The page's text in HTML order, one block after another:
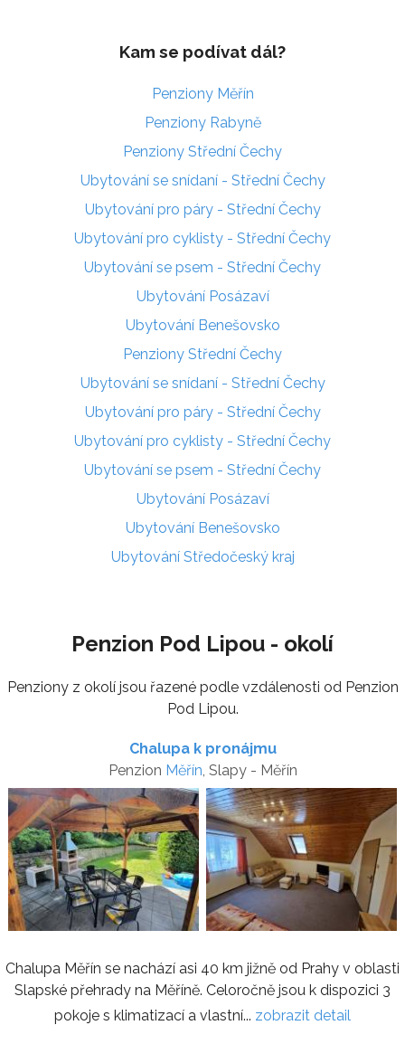
Kam se podívat dál?
Penziony Měřín
Penziony Rabyně
Penziony Střední Čechy
Ubytování se snídaní - Střední Čechy
Ubytování pro páry - Střední Čechy
Ubytování pro cyklisty - Střední Čechy
Ubytování se psem - Střední Čechy
Ubytování Posázaví
Ubytování Benešovsko
Penziony Střední Čechy
Ubytování se snídaní - Střední Čechy
Ubytování pro páry - Střední Čechy
Ubytování pro cyklisty - Střední Čechy
Ubytování se psem - Střední Čechy
Ubytování Posázaví
Ubytování Benešovsko
Ubytování Středočeský kraj
Penzion Pod Lipou - okolí
Penziony z okolí jsou řazené podle vzdálenosti od Penzion
Pod Lipou.
Chalupa k pronájmu
Penzion Měřín , Slapy - Měřín
Chalupa Měřín se nachází asi 40 km jižně od Prahy v oblasti
Slapské přehrady na Měříně. Celoročně jsou k dispozici 3
pokoje s klimatizací a vlastní... zobrazit detail